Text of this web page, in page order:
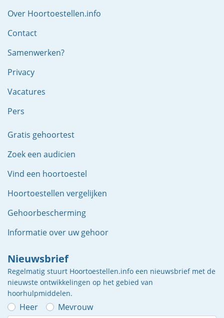
Over Hoortoestellen.info
Contact
Samenwerken?
Privacy
Vacatures
Pers
Gratis gehoortest
Zoek een audicien
Vind een hoortoestel
Hoortoestellen vergelijken
Gehoorbescherming
Informatie over uw gehoor
Nieuwsbrief
Regelmatig stuurt Hoortoestellen.info een nieuwsbrief met de
nieuwste ontwikkelingen op het gebied van
hoorhulpmiddelen.
Heer Mevrouw